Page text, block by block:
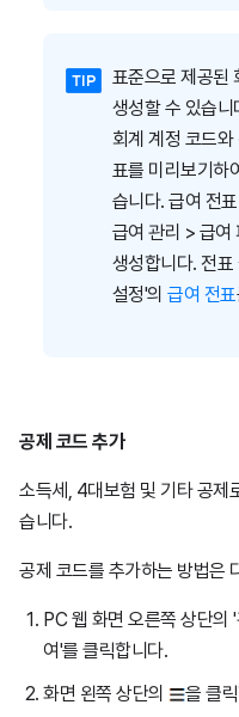
표준으로 제공된
생성할 수 있습니
회계 계정 코드와
표를 미리보기하
습니다. 급여 전
급여 관리 > 급여
생성합니다. 전표
설정'의급여 전표
공제 코드 추가
소득세, 4대보험 및 기타 공제
습니다.
공제 코드를 추가하는 방법은
PC 웹 화면 오른쪽 상단의
여'를 클릭합니다.
화면 왼쪽 상단의
을 클